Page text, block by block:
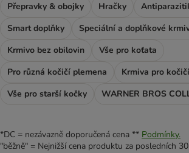
Přepravky & obojky
Hračky
Smart doplňky
Speciální a doplňkové
Krmivo bez obilovin
Vše pro koťata
Pro různá kočičí plemena
Krmiva pro
Vše pro starší kočky
WARNER BROS
*DC = nezávazně doporučená cena ** Podmínky.
"běžně" = Nejnižší cena produktu za posledních